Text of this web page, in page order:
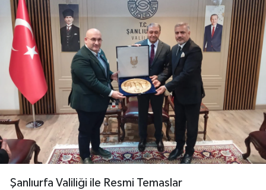
Şanlıurfa Valiliği ile Resmi Temaslar